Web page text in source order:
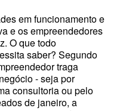
em funcionamento e
e os empreendedores
O que todo
saber? Segundo
traga
- seja por
consultoria ou pelo
de janeiro, a